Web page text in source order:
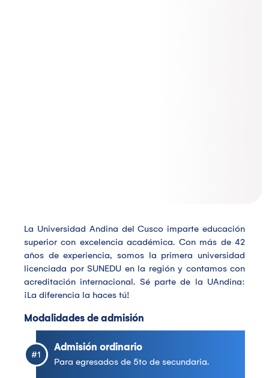
La Universidad Andina del Cusco imparte educación
superior con excelencia académica. Con más de 42
años de experiencia, somos la primera universidad
licenciada por SUNEDU en la región y contamos con
acreditación internacional. Sé parte de la UAndina:
¡La diferencia la haces tú!
Modalidades de admisión
#1
Admisión ordinario
Para egresados de 5to de secundaria.